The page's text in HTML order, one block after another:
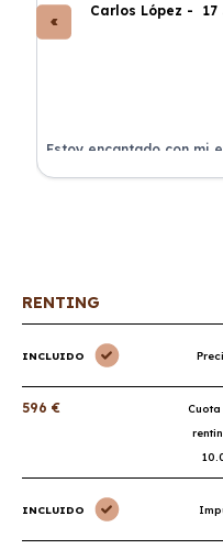
Carlos López - 17
Estoy encantado con mi
Renting. El coche llegó
RENTING
INCLUIDO
596 €
INCLUIDO